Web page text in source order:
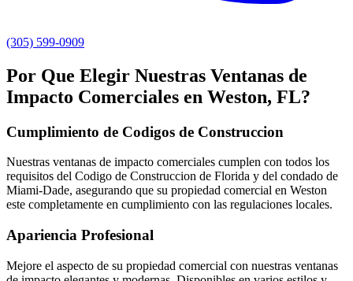
(305) 599-0909
Por Que Elegir Nuestras Ventanas de
Impacto Comerciales en Weston, FL?
Cumplimiento de Codigos de Construccion
Nuestras ventanas de impacto comerciales cumplen con todos los
requisitos del Codigo de Construccion de Florida y del condado de
Miami-Dade, asegurando que su propiedad comercial en Weston
este completamente en cumplimiento con las regulaciones locales.
Apariencia Profesional
Mejore el aspecto de su propiedad comercial con nuestras ventanas